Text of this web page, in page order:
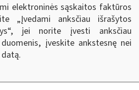
elektroninės sąskaitos faktūros
„Įvedami anksčiau išrašytos
“, jei norite įvesti anksčiau
įveskite ankstesnę nei